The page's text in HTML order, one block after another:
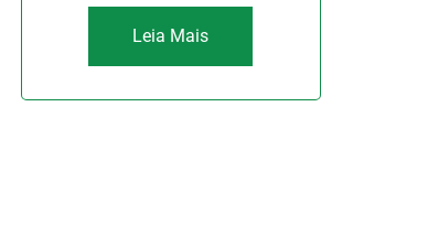
Leia Mais